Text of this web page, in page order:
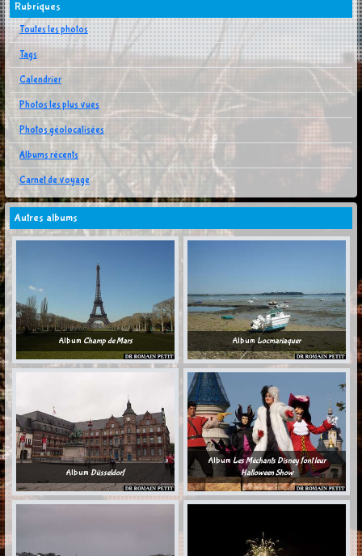
Rubriques
Toutes les photos
Tags
Calendrier
Photos les plus vues
Photos géolocalisées
Albums récents
Carnet de voyage
Autres albums
Album Champ de Mars AlbumLocmariaquer
Album Düsseldorf
AlbumLes Méchants Disney font leur
Halloween Show